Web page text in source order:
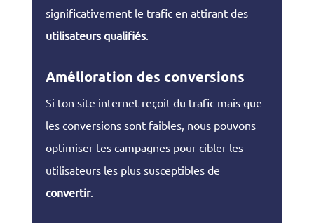
significativement le trafic en attirant des
utilisateurs qualifiés.
Amélioration des conversions
Si ton site internet reçoit du trafic mais que
les conversions sont faibles, nous pouvons
optimiser tes campagnes pour cibler les
utilisateurs les plus susceptibles de
convertir.